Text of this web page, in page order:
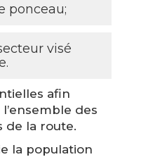
ponceau;
visé
afin
des
de la route.
la population